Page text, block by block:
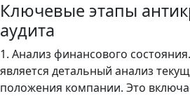
Ключевые этапы
аудита
1. Анализ финансового
является детальный анализ
положения компании. Это